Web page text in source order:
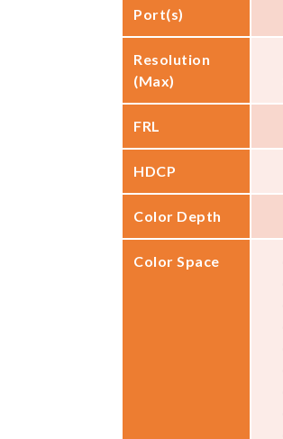
Port(s)
Resolution
(Max)
FRL
HDCP
Color Depth
Color Space